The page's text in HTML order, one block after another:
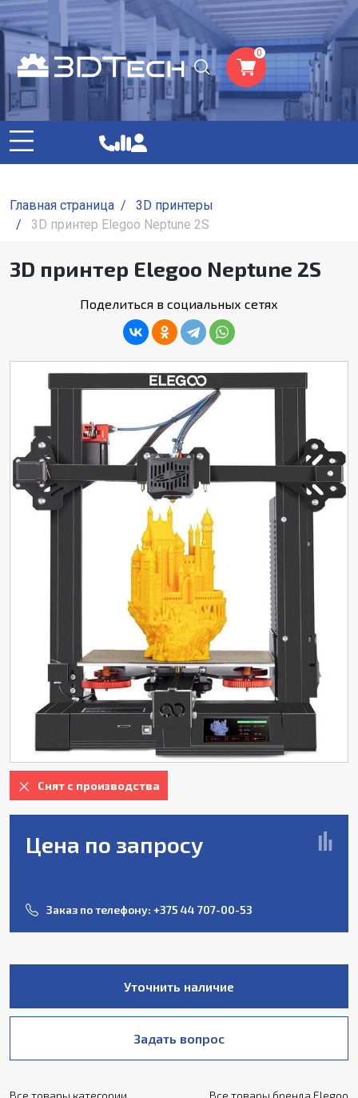
0
Главная страница /
3D принтеры
/
3D принтер Elegoo Neptune 2S
3D принтер Elegoo Neptune 2S
Поделиться в социальных сетях
Снят с производства
Цена по запросу
Заказ по телефону: +375 44 707-00-53
Уточнить наличие
Задать вопрос